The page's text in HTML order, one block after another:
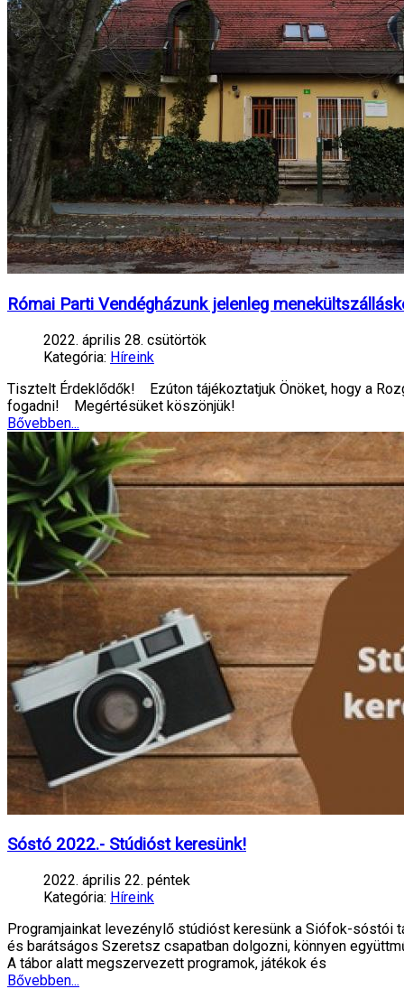
Római Parti Vendégházunk jelenleg
2022. április 28. csütörtök
Kategória: Híreink
Tisztelt Érdeklődők! Ezúton tájékoztatjuk Önöket, hogy a
fogadni! Megértésüket köszönjük!
Bővebben...
Sóstó 2022.- Stúdióst keresünk!
2022. április 22. péntek
Kategória: Híreink
Programjainkat levezénylő stúdióst keresünk a Siófok-sóstói
és barátságos Szeretsz csapatban dolgozni, könnyen
A tábor alatt megszervezett programok, játékok és
Bővebben...